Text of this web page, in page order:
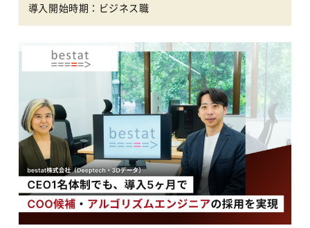
導入開始時期：ビジネス職